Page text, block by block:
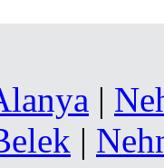
|
|